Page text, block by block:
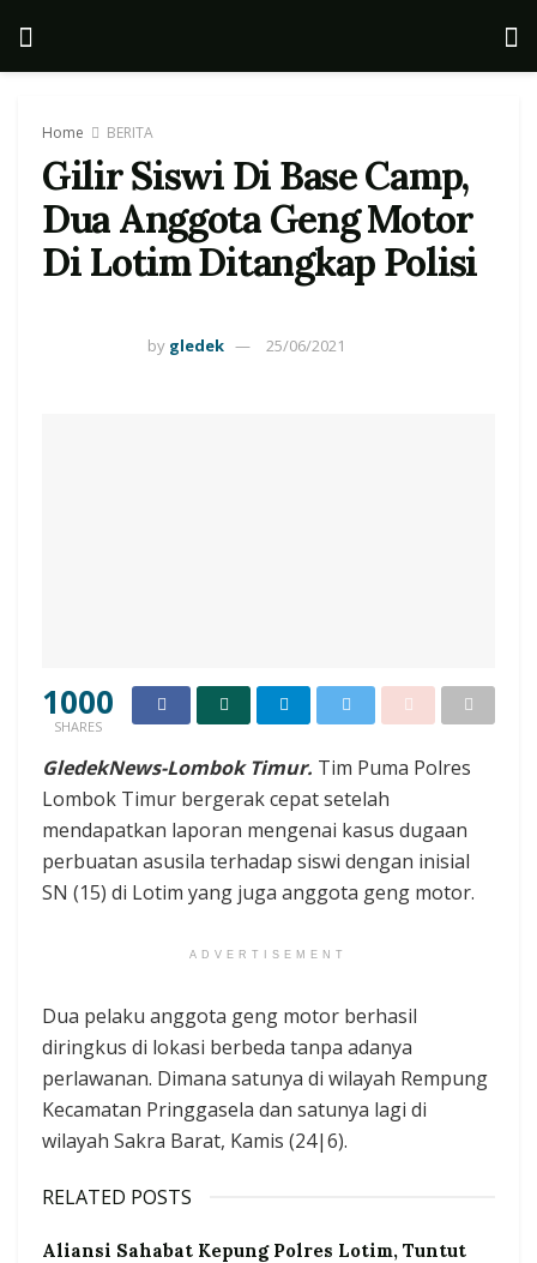
Home BERITA
Gilir Siswi Di Base Camp,
Dua Anggota Geng Motor
Di Lotim Ditangkap Polisi
by gledek 25/06/2021
1000
SHARES
GledekNews-Lombok Timur. Tim Puma Polres
Lombok Timur bergerak cepat setelah
mendapatkan laporan mengenai kasus dugaan
perbuatan asusila terhadap siswi dengan inisial
SN (15) di Lotim yang juga anggota geng motor.
ADVERTISEMENT
Dua pelaku anggota geng motor berhasil
diringkus di lokasi berbeda tanpa adanya
perlawanan. Dimana satunya di wilayah Rempung
Kecamatan Pringgasela dan satunya lagi di
wilayah Sakra Barat, Kamis (24|6).
RELATED POSTS
Aliansi Sahabat Kepung Polres Lotim, Tuntut